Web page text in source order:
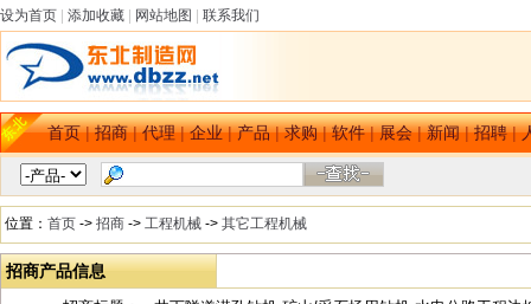
设为首页 添加收藏 网站地图 联系我们
首页|招商|代理|企业|产品|求购|软件|展会|新闻|招聘|
位置： 首页 -> 招商 -> 工程机械 -> 其它工程机械
招商产品信息